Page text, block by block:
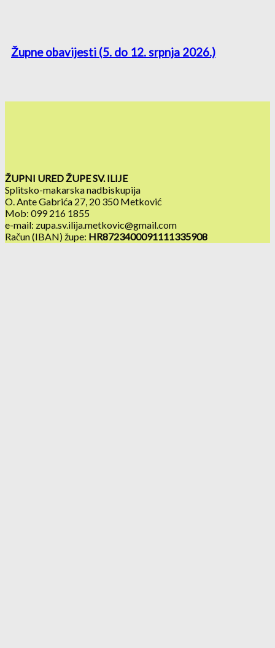
Župne obavijesti (5. do 12. srpnja 2026.)
ŽUPNI URED ŽUPE SV. ILIJE
Splitsko-makarska nadbiskupija
O. Ante Gabrića 27, 20 350 Metković
Mob: 099 216 1855
e-mail: zupa.sv.ilija.metkovic@gmail.com
Račun (IBAN) župe: HR8723400091111335908